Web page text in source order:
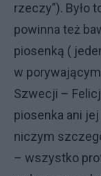
rzeczy”). Było
powinna też
piosenką (
w
Szwecji –
piosenka ani
niczym
– wszystko